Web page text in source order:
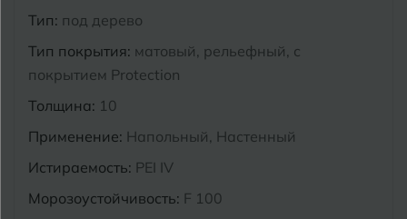
Тип: под дерево
Тип покрытия: матовый, рельефный, с
покрытием Protection
Толщина: 10
Применение: Напольный, Настенный
Истираемость: PEI IV
Морозоустойчивость: F 100
Муром
Я Ярославль